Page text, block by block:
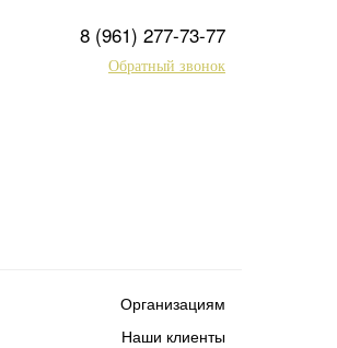
8 (961) 277-73-77
Обратный звонок
Организациям
Наши клиенты